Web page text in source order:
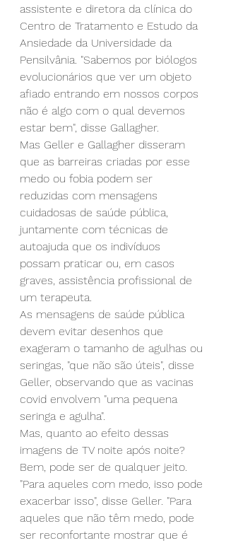
assistente e diretora da clínica do
Centro de Tratamento e Estudo da
Ansiedade da Universidade da
Pensilvânia. "Sabemos por biólogos
evolucionários que ver um objeto
afiado entrando em nossos corpos
não é algo com o qual devemos
estar bem", disse Gallagher.
Mas Geller e Gallagher disseram
que as barreiras criadas por esse
medo ou fobia podem ser
reduzidas com mensagens
cuidadosas de saúde pública,
juntamente com técnicas de
autoajuda que os indivíduos
possam praticar ou, em casos
graves, assistência profissional de
um terapeuta.
As mensagens de saúde pública
devem evitar desenhos que
exageram o tamanho de agulhas ou
seringas, "que não são úteis", disse
Geller, observando que as vacinas
covid envolvem "uma pequena
seringa e agulha".
Mas, quanto ao efeito dessas
imagens de TV noite após noite?
Bem, pode ser de qualquer jeito.
"Para aqueles com medo, isso pode
exacerbar isso", disse Geller. "Para
aqueles que não têm medo, pode
ser reconfortante mostrar que é